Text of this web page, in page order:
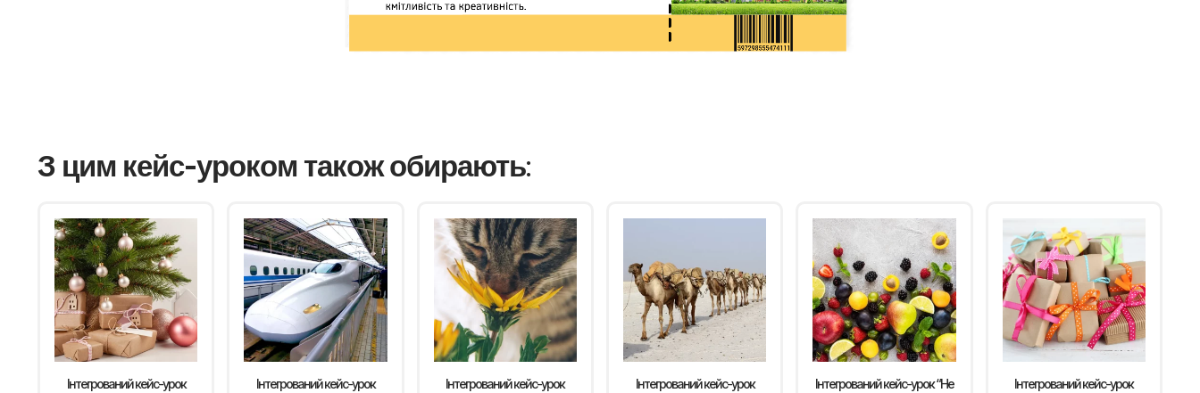
З цим кейс-уроком також обирають:
Інтегрований кейс-урок
Інтегрований кейс-урок
Інтегрований кейс-урок
Інтегрований кейс-урок
Інтегрований кейс-урок “Не
Інтегрований кейс-урок